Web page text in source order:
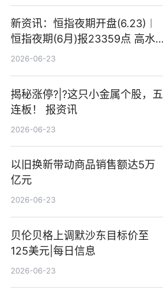
新资讯：恒指夜期开盘(6.23)︱
恒指夜期(6月)报23359点 高水
23点
2026-06-23
揭秘涨停?|?这只小金属个股，五
连板！ 报资讯
2026-06-23
以旧换新带动商品销售额达5万
亿元
2026-06-23
贝伦贝格上调默沙东目标价至
125美元|每日信息
2026-06-23